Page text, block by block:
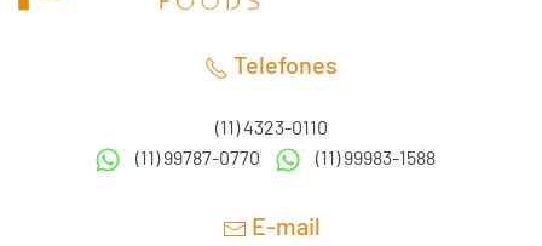
Telefones
(11) 4323-0110
(11) 99787-0770
(11) 99983-1588
E-mail